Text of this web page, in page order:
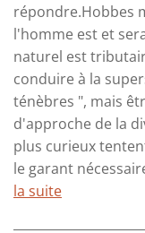
répondre.Hobbes
l'homme est et
naturel est
conduire à la
ténèbres ", mais
d'approche de la
plus curieux
le garant
la suite